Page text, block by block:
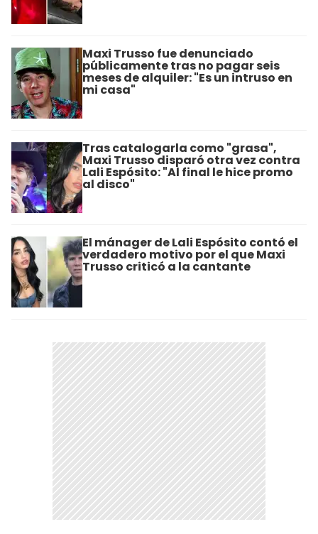
Maxi Trusso fue denunciado
públicamente tras no pagar seis
meses de alquiler: "Es un intruso en
mi casa"
Tras catalogarla como "grasa",
Maxi Trusso disparó otra vez contra
Lali Espósito: "Al final le hice promo
al disco"
El mánager de Lali Espósito contó el
verdadero motivo por el que Maxi
Trusso criticó a la cantante